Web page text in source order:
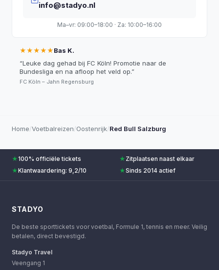
info@stadyo.nl
Ma–vr: 09:00–18:00 · Za: 10:00–16:00
★★★★★Bas K.
“Leuke dag gehad bij FC Köln! Promotie naar de
Bundesliga en na afloop het veld op.”
FC Köln – Jahn Regensburg
Home/Voetbalreizen/Oostenrijk/Red Bull Salzburg
★100% officiële tickets ★ Zitplaatsen naast elkaar
★Klantwaardering: 9,2/10 ★Sinds 2014 actief
STADYO
De beste sporttickets voor voetbal, Formule 1, tennis en meer. Veilig
betalen, direct bevestigd.
Stadyo Travel
Veengang 1